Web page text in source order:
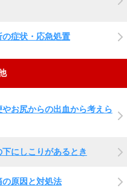
症状・応急処置
お尻からの出血から考えら
にしこりがあるとき
原因と対処法